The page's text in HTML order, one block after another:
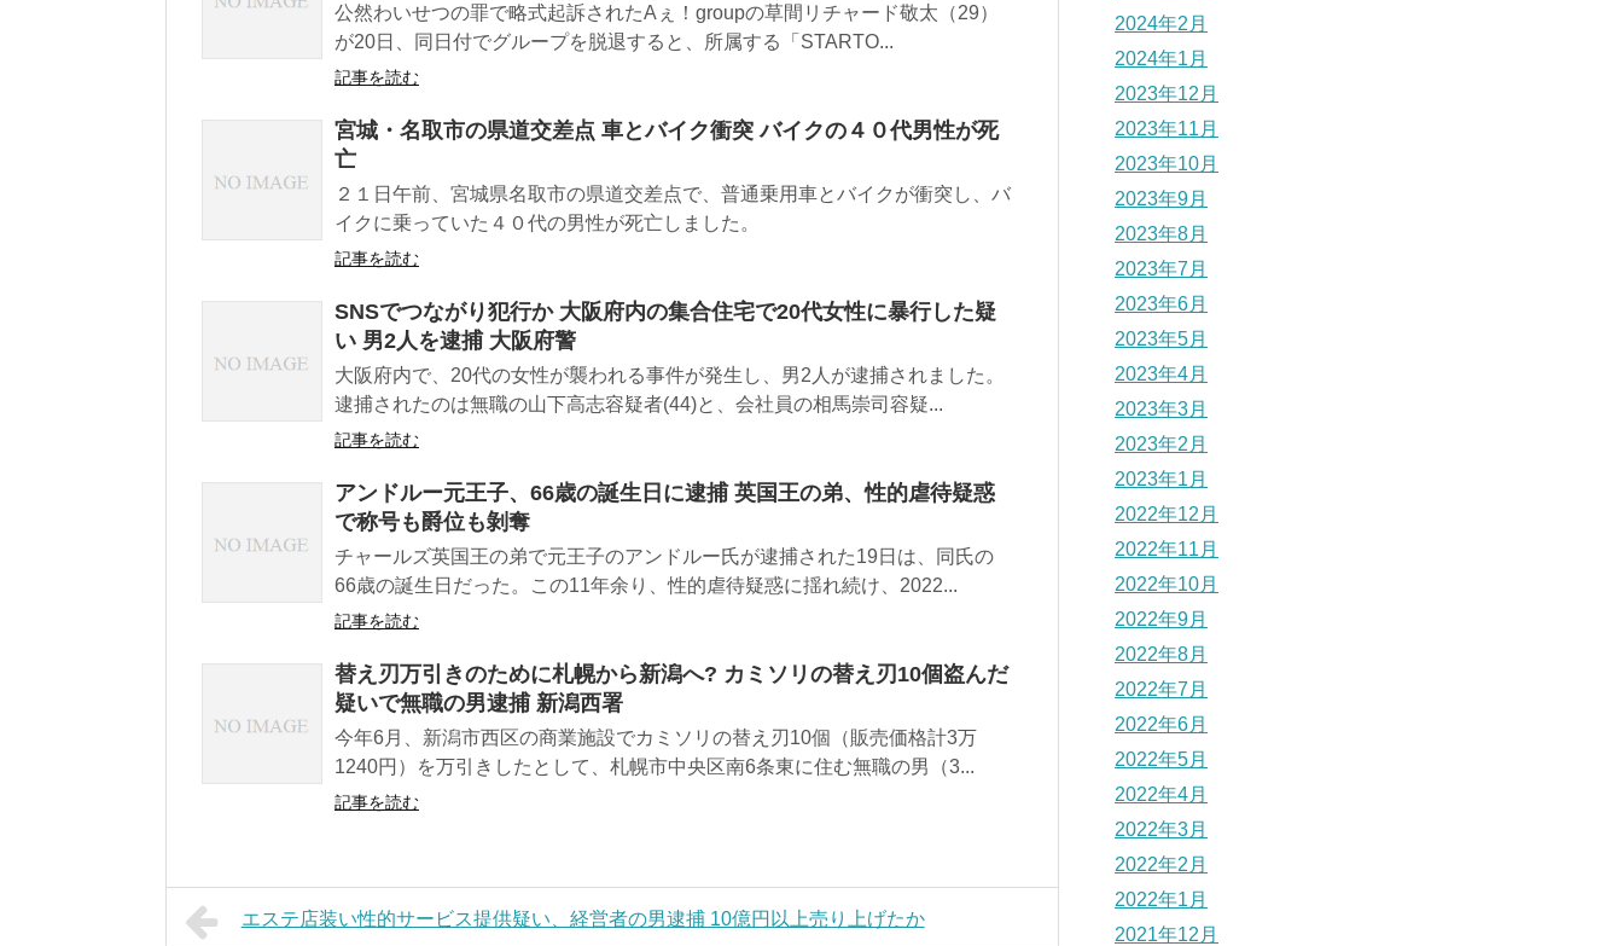
公然わいせつの罪で略式起訴されたAぇ！groupの草間リチャード敬太（29）
が20日、同日付でグループを脱退すると、所属する「STARTO...
記事を読む
宮城・名取市の県道交差点 車とバイク衝突 バイクの４０代男性が死
亡
２１日午前、宮城県名取市の県道交差点で、普通乗用車とバイクが衝突し、バ
イクに乗っていた４０代の男性が死亡しました。
記事を読む
SNSでつながり犯行か 大阪府内の集合住宅で20代女性に暴行した疑
い 男2人を逮捕 大阪府警
大阪府内で、20代の女性が襲われる事件が発生し、男2人が逮捕されました。
逮捕されたのは無職の山下高志容疑者(44)と、会社員の相馬崇司容疑...
記事を読む
アンドルー元王子、66歳の誕生日に逮捕 英国王の弟、性的虐待疑惑
で称号も爵位も剝奪
チャールズ英国王の弟で元王子のアンドルー氏が逮捕された19日は、同氏の
66歳の誕生日だった。この11年余り、性的虐待疑惑に揺れ続け、2022...
記事を読む
替え刃万引きのために札幌から新潟へ? カミソリの替え刃10個盗んだ
疑いで無職の男逮捕 新潟西署
今年6月、新潟市西区の商業施設でカミソリの替え刃10個（販売価格計3万
1240円）を万引きしたとして、札幌市中央区南6条東に住む無職の男（3...
記事を読む
エステ店装い性的サービス提供疑い、経営者の男逮捕 10億円以上売り上げたか
2024年2月
2024年1月
2023年12月
2023年11月
2023年10月
2023年9月
2023年8月
2023年7月
2023年6月
2023年5月
2023年4月
2023年3月
2023年2月
2023年1月
2022年12月
2022年11月
2022年10月
2022年9月
2022年8月
2022年7月
2022年6月
2022年5月
2022年4月
2022年3月
2022年2月
2022年1月
2021年12月